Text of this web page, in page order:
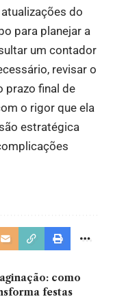
do
para planejar a
um contador
revisar o
prazo final de
o rigor que ela
estratégica
como
festas